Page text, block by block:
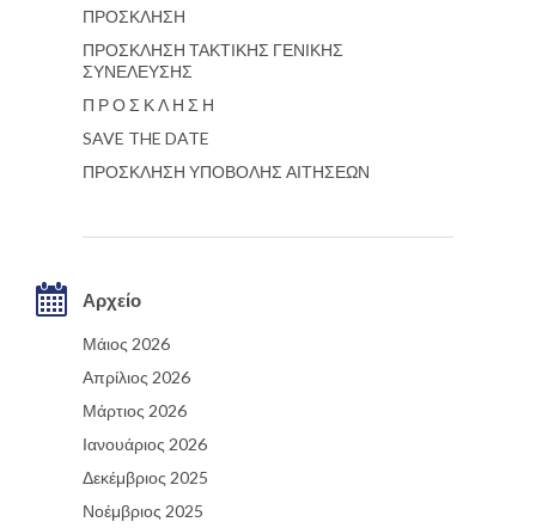
ΠΡΟΣΚΛΗΣΗ
ΠΡΟΣΚΛΗΣΗ ΤΑΚΤΙΚΗΣ ΓΕΝΙΚΗΣ
ΣΥΝΕΛΕΥΣΗΣ
Π Ρ Ο Σ Κ Λ Η Σ Η
SAVE THE DATE
ΠΡΟΣΚΛΗΣΗ ΥΠΟΒΟΛΗΣ ΑΙΤΗΣΕΩΝ
Αρχείο
Μάιος 2026
Απρίλιος 2026
Μάρτιος 2026
Ιανουάριος 2026
Δεκέμβριος 2025
Νοέμβριος 2025